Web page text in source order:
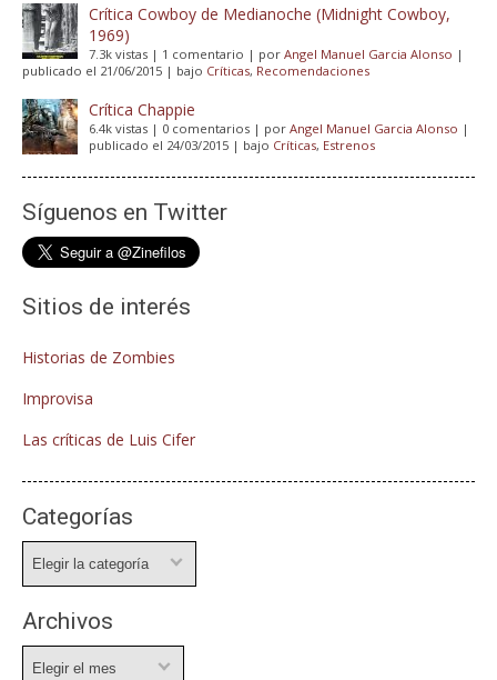
Crítica Cowboy de Medianoche (Midnight Cowboy,
1969)
7.3k vistas | 1 comentario | por Angel Manuel Garcia Alonso |
publicado el 21/06/2015 | bajo Críticas, Recomendaciones
Crítica Chappie
6.4k vistas | 0 comentarios | por Angel Manuel Garcia Alonso |
publicado el 24/03/2015 | bajo Críticas, Estrenos
Síguenos en Twitter
Sitios de interés
Historias de Zombies
Improvisa
Las críticas de Luis Cifer
Categorías
Archivos